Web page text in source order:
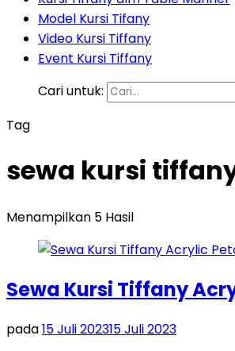
Model Kursi Tifany
Video Kursi Tiffany
Event Kursi Tiffany
Cari untuk:
Tag
sewa kursi
Menampilkan 5 Hasil
Sewa Kursi Tiffany
pada15 Juli 202315 Juli 2023